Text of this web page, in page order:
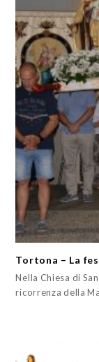
Tortona – La
Nella Chiesa di
ricorrenza della